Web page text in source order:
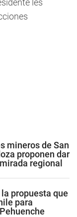
les
mineros de San
proponen dar
regional
propuesta que
para